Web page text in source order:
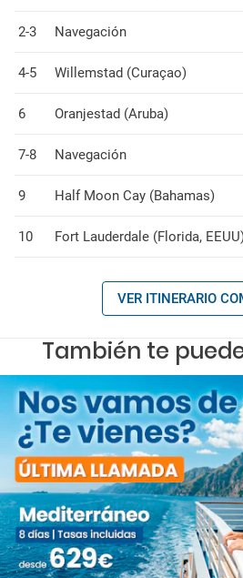
2-3 Navegación
4-5 Willemstad (Curaçao)
6 Oranjestad (Aruba)
7-8 Navegación
9 Half Moon Cay (Bahamas)
10 Fort Lauderdale (Florida,
VER ITINERARIO
También te